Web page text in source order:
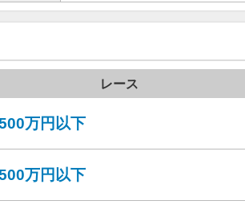
レース
万円以下
万円以下